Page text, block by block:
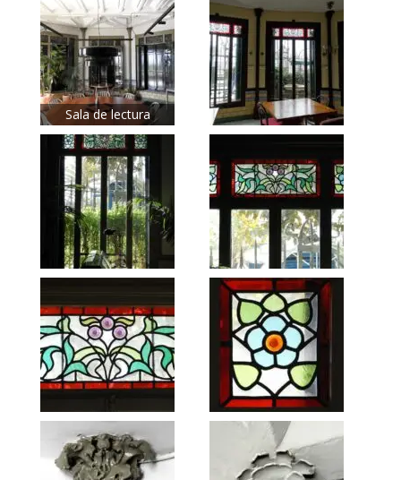
Sala de lectura